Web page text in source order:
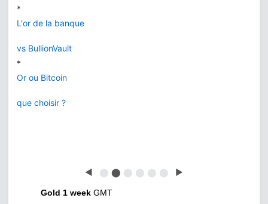
*
L'or de la banque
vs BullionVault
*
Or ou Bitcoin
que choisir ?
◀ ⬤ ⬤ ⬤ ⬤ ⬤ ⬤ ▶
Gold 1 week GMT